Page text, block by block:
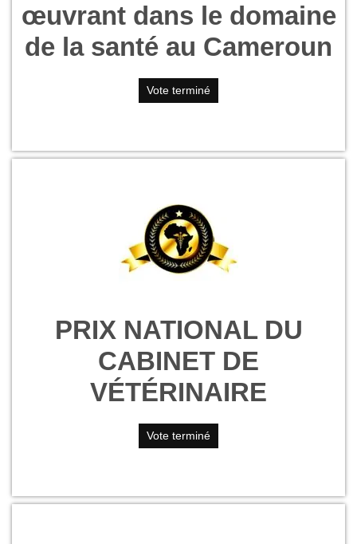
œuvrant dans le domaine
de la santé au Cameroun
Vote terminé
PRIX NATIONAL DU
CABINET DE
VÉTÉRINAIRE
Vote terminé